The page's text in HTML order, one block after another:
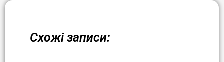
Схожі записи: